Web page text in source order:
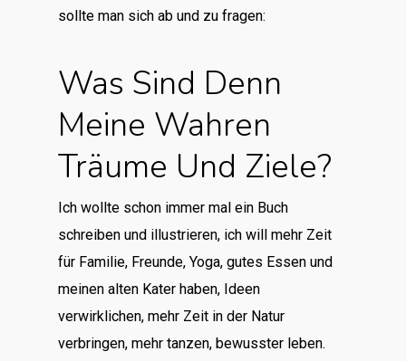
sollte man sich ab und zu fragen:
Was Sind Denn
Meine Wahren
Träume Und Ziele?
Ich wollte schon immer mal ein Buch
schreiben und illustrieren, ich will mehr Zeit
für Familie, Freunde, Yoga, gutes Essen und
meinen alten Kater haben, Ideen
verwirklichen, mehr Zeit in der Natur
verbringen, mehr tanzen, bewusster leben.